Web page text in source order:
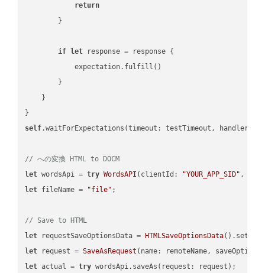
return
        }
if let response = response {
            expectation.fulfill()
        }
    }
self.waitForExpectations(timeout: testTimeout, handler:
// への変換 HTML to DOCM
let wordsApi = try WordsAPI (clientId: "YOUR_APP_SID" ,
let fileName = "file" ;
// Save to HTML
let requestSaveOptionsData = HTMLSaveOptionsData
let request = SaveAsRequest (name: remoteName,
let actual = try